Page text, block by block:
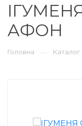
АФОН
Головна — Каталог